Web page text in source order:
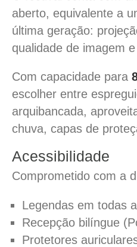
aberto, equivalente a
última geração:
qualidade de imagem
Com capacidade para
escolher entre
arquibancada,
chuva, capas de
Acessibilidade
Comprometido com a
Legendas em todas
Recepção bilíngue
Protetores